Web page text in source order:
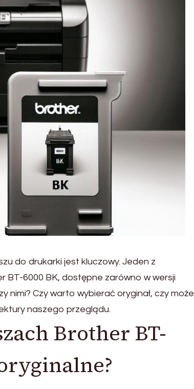
do drukarki jest kluczowy. Jeden z
BT-6000 BK, dostępne zarówno w wersji
nimi? Czy warto wybierać oryginał, czy może
naszego przeglądu.
Brother BT-